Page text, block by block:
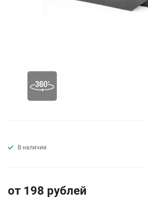
В наличии
от 198 рублей